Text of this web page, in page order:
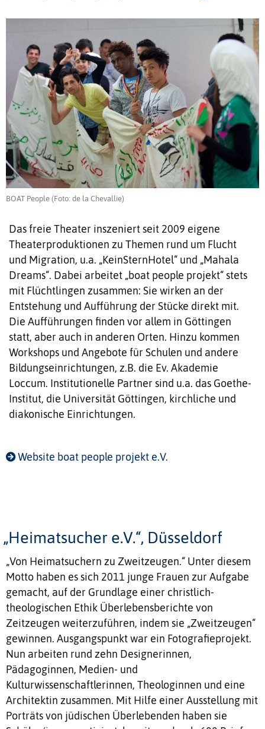
BOAT People (Foto: de la Chevallie)
Das freie Theater inszeniert seit 2009 eigene
Theaterproduktionen zu Themen rund um Flucht
und Migration, u.a. „KeinSternHotel“ und „Mahala
Dreams“. Dabei arbeitet „boat people projekt“ stets
mit Flüchtlingen zusammen: Sie wirken an der
Entstehung und Aufführung der Stücke direkt mit.
Die Aufführungen finden vor allem in Göttingen
statt, aber auch in anderen Orten. Hinzu kommen
Workshops und Angebote für Schulen und andere
Bildungseinrichtungen, z.B. die Ev. Akademie
Loccum. Institutionelle Partner sind u.a. das Goethe-
Institut, die Universität Göttingen, kirchliche und
diakonische Einrichtungen.
Website boat people projekt e.V.
„Heimatsucher e.V.“, Düsseldorf
„Von Heimatsuchern zu Zweitzeugen.“ Unter diesem
Motto haben es sich 2011 junge Frauen zur Aufgabe
gemacht, auf der Grundlage einer christlich-
theologischen Ethik Überlebensberichte von
Zeitzeugen weiterzuführen, indem sie „Zweitzeugen“
gewinnen. Ausgangspunkt war ein Fotografieprojekt.
Nun arbeiten rund zehn Designerinnen,
Pädagoginnen, Medien- und
Kulturwissenschaftlerinnen, Theologinnen und eine
Architektin zusammen. Mit Hilfe einer Ausstellung mit
Porträts von jüdischen Überlebenden haben sie